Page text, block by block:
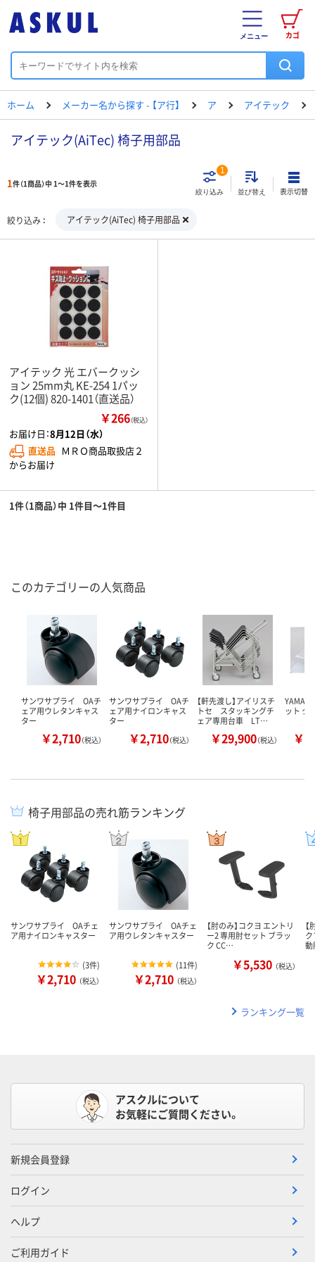
カゴ
メニュー
ホーム メーカー名から探す - 【ア行】 ア アイテック
アイテック(AiTec) 椅子用部品
1件（1商品）中 1～1件を表示
絞り込み
1
並び替え 表示切替
絞り込み アイテック(AiTec) 椅子用部品
アイテック 光 エバークッシ
ョン 25mm丸 KE-254 1パッ
ク(12個) 820-1401（直送品）
￥266（税込）
お届け日：8月12日（水）
直送品 ＭＲＯ商品取扱店２
からお届け
1件（1商品）中 1件目～1件目
このカテゴリーの人気商品
サンワサプライ OAチ
ェア用ウレタンキャス
ター
￥2,710（税込）
サンワサプライ OAチ
ェア用ナイロンキャス
ター
￥2,710（税込）
【軒先渡し】アイリスチ
トセ スタッキングチ
ェア専用台車 LT…
￥29,900（税込）
ット ク
￥
椅子用部品の売れ筋ランキング
サンワサプライ OAチェ
ア用ナイロンキャスター
(3件)
￥2,710 （税込）
サンワサプライ OAチェ
ア用ウレタンキャスター
(11件)
￥2,710 （税込）
【肘のみ】コクヨ エントリ
ー2 専用肘セット ブラッ
ク CC…
￥5,530 （税込）
ランキング一覧
アスクルについて
お気軽にご質問ください。
新規会員登録
ログイン
ヘルプ
ご利用ガイド